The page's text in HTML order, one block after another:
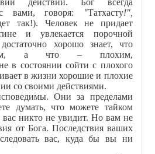
действий. Бог всегда
вами, говоря:
"Татхасту!",
так!). Человек не придает
и увлекается порочной
хорошо знает, что
а что – плохим,
в состоянии сойти с плохого
в жизни хорошие и плохие
со своими действиями.
Они за пределами
думать, что можете тайком
никто не увидит. Но вам не
от Бога. Последствия ваших
вас, куда бы вы ни